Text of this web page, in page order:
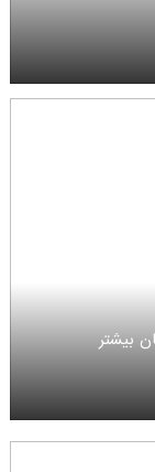
بیشتر